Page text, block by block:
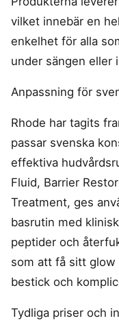
vilket innebär en
enkelhet för alla
under sängen eller
Anpassning för
Rhode har tagits
passar svenska
effektiva
Fluid, Barrier
Treatment, ges
basrutin med
peptider och
som att få sitt glow
bestick och
Tydliga priser och